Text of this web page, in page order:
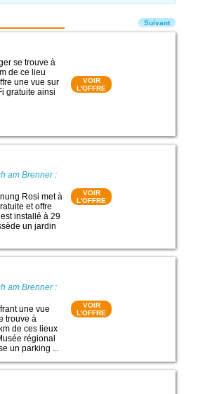
se trouve à
de ce lieu
une vue sur
gratuite ainsi
VOIR
L'OFFRE
am Brenner :
Rosi met à
et offre
installé à 29
un jardin
VOIR
L'OFFRE
am Brenner :
une vue
trouve à
de ces lieux
régional
un parking ...
VOIR
L'OFFRE
Suivant